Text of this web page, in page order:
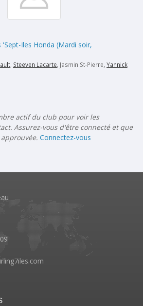
'Sept-Iles Honda (Mardi soir,
Steeven Lacarte , Jasmin St-Pierre, Yannick
actif du club pour voir les
Assurez-vous d'être connecté et que
Connectez-vous